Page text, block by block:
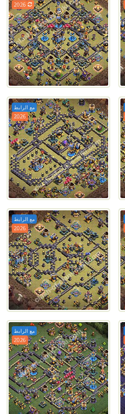
مع الرابط
2026
مع الرابط
2026
مع الرابط
2026